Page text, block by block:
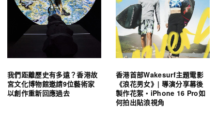
我們距離歷史有多遠？香港故
宮文化博物館邀請9位藝術家
以創作重新回應過去
香港首部Wakesurf主題電影
《浪花男女》| 導演分享幕後
製作花絮・iPhone 16 Pro如
何拍出貼浪視角